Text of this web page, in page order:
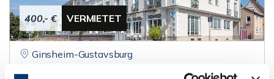
400,- € VERMIETET
Ginsheim-Gustavsburg
tolles 1 Zimmer - Apartment in Rheinlage